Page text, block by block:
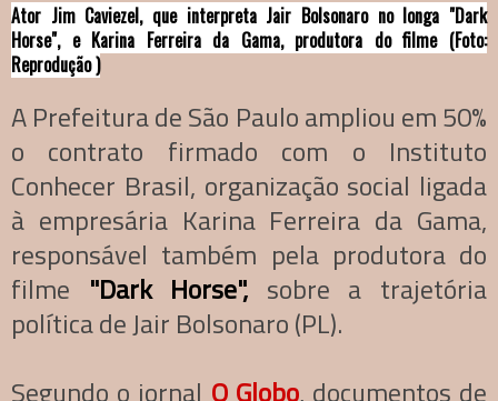
Ator Jim Caviezel, que interpreta Jair Bolsonaro no longa "Dark
Horse", e Karina Ferreira da Gama, produtora do filme (Foto:
Reprodução )
A Prefeitura de São Paulo ampliou em 50%
o contrato firmado com o Instituto
Conhecer Brasil, organização social ligada
à empresária Karina Ferreira da Gama,
responsável também pela produtora do
filme "Dark Horse", sobre a trajetória
política de Jair Bolsonaro (PL).
Segundo o jornal O Globo, documentos de